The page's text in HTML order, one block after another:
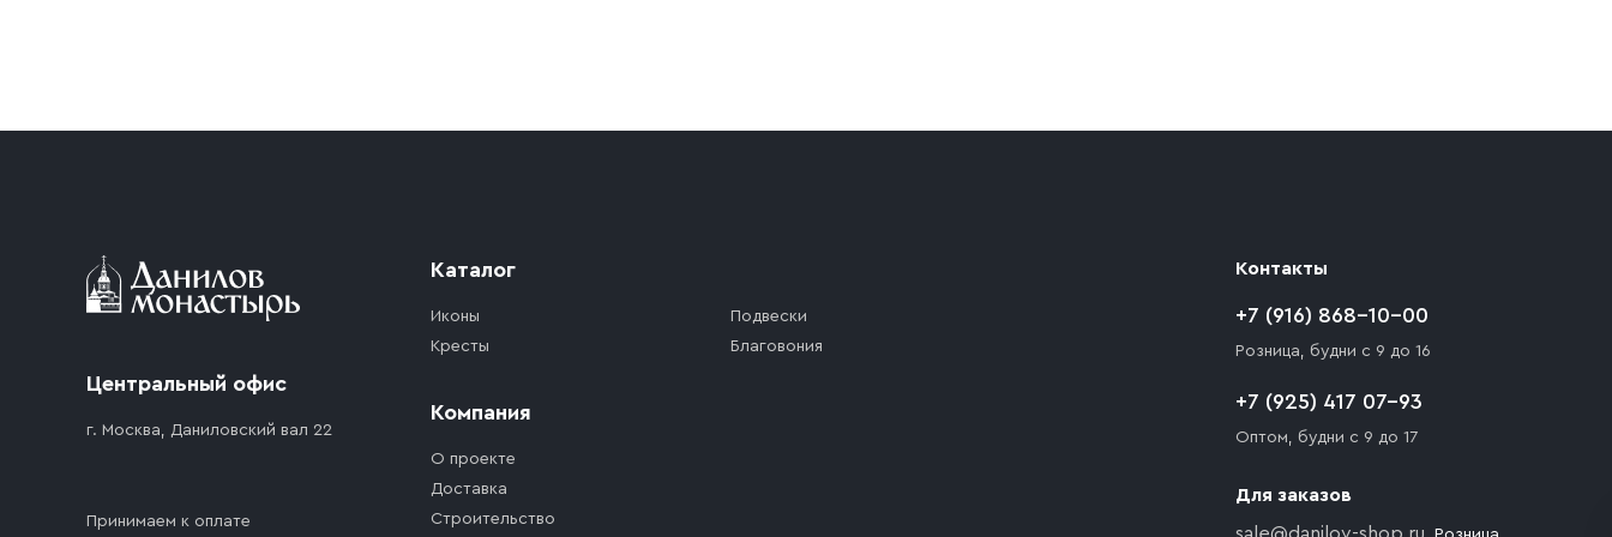
доставка осуществляется до ближайшего места, которое максимально близко к месту запланированной разгрузки товара и не нарушает правила
Центральный офис
г. Москва, Даниловский вал 22
Принимаем к оплате
Каталог
Иконы
Кресты
Подвески
Благовония
Компания
О проекте
Доставка
Строительство
Контакты
+7 (916) 868-10-00
Розница, будни с 9 до 16
+7 (925) 417 07-93
Оптом, будни с 9 до 17
Для заказов